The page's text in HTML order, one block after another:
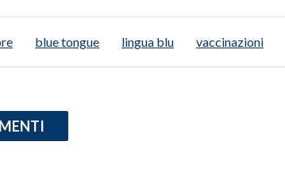
blue tongue lingua blu vaccinazioni